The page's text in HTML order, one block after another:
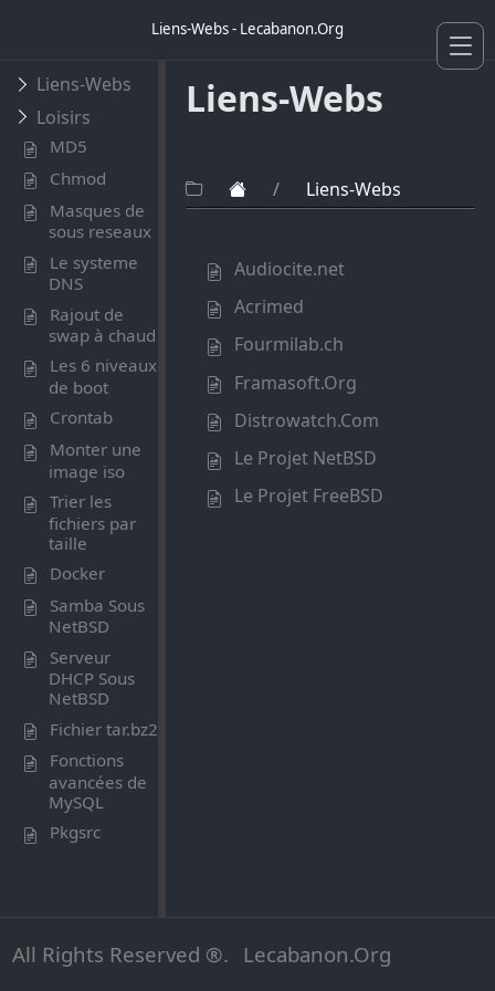
Liens-Webs - Lecabanon.Org
Liens-Webs
Loisirs
MD5
Chmod
Masques de
sous reseaux
Le systeme
DNS
Rajout de
swap à chaud
Les 6 niveaux
de boot
Crontab
Monter une
image iso
Trier les
fichiers par
taille
Docker
Samba Sous
NetBSD
Serveur
DHCP Sous
NetBSD
Fichier tar.bz2
Fonctions
avancées de
MySQL
Pkgsrc
Liens-Webs
/ Liens-Webs
Audiocite.net
Acrimed
Fourmilab.ch
Framasoft.Org
Distrowatch.Com
Le Projet NetBSD
Le Projet FreeBSD
All Rights Reserved ®. Lecabanon.Org